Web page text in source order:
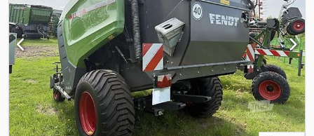
noževa (0120) 17 slepih noževa sa nosačem (0130) Osovina sa
pneumatskom kočnicom (0140) Gume 560/45-22,5 (0150) Dodatni
nosač mrežnog rolna (0160) Izvlačni izbacivač bala (0170) Ležajevi
valjka prese sa automatskim podmazivanjem (0180) Fiksna vučna
ušica 40 mm Menjač obr/min (0200) Ojačani valjak (0210) Kanal za
vezivanje mrežom (0220) Podloške